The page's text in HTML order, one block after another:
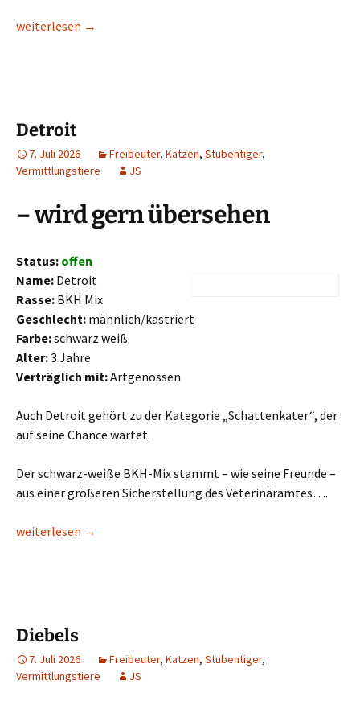
Balduin
weiterlesen →
Detroit
7. Juli 2026 Freibeuter, Katzen, Stubentiger,
Vermittlungstiere
JS
– wird gern übersehen
Status: offen
Name: Detroit
Rasse: BKH Mix
Geschlecht: männlich/kastriert
Farbe:schwarz weiß
Alter:3 Jahre
Verträglich mit:Artgenossen
Auch Detroit gehört zu der Kategorie „Schattenkater“, der
auf seine Chance wartet.
Der schwarz-weiße BKH-Mix stammt – wie seine Freunde –
aus einer größeren Sicherstellung des Veterinäramtes….
Detroit
weiterlesen →
Diebels
7. Juli 2026 Freibeuter, Katzen, Stubentiger,
Vermittlungstiere
JS